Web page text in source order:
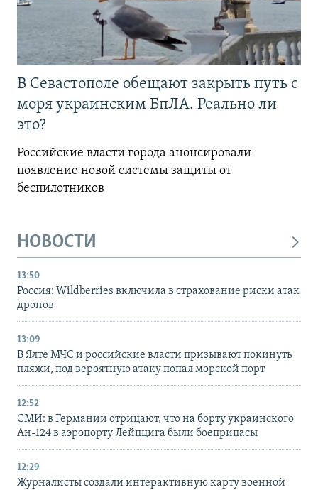
В Севастополе обещают закрыть путь с
моря украинским БпЛА. Реально ли
это?
Российские власти города анонсировали
появление новой системы защиты от
беспилотников
НОВОСТИ
13:50
Россия: Wildberries включила в страхование риски атак
дронов
13:09
В Ялте МЧС и российские власти призывают покинуть
пляжи, под вероятную атаку попал морской порт
12:52
СМИ: в Германии отрицают, что на борту украинского
Ан-124 в аэропорту Лейпцига были боеприпасы
12:29
Журналисты создали интерактивную карту военной